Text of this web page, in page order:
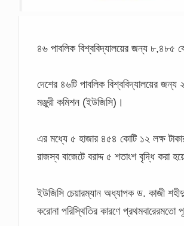
৪৬ পাবলিক বিশ্ববিদ্যালয়ের জন্য ৮,৪৮৫
দেশের ৪৬টি পাবলিক বিশ্ববিদ্যালয়ের
মঞ্জুরী কমিশন (ইউজিসি)।
এর মধ্যে ৫ হাজার ৪৫৪ কোটি ১২ লক্ষ
রাজস্ব বাজেটে বরাদ্দ ৫ শতাংশ বৃদ্ধি করা
ইউজিসি চেয়ারম্যান অধ্যাপক ড. কাজী
করোনা পরিস্থিতির কারণে প্রথমবারেরমতো